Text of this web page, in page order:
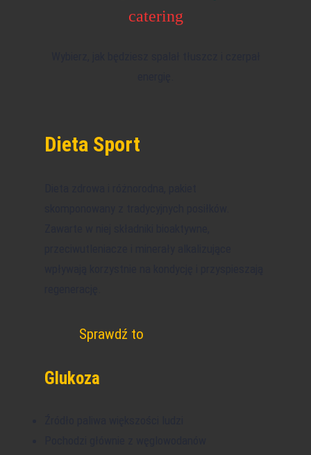
catering
Dieta Sport
Sprawdź to
Glukoza